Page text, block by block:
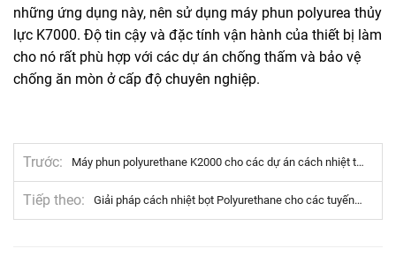
những ứng dụng này, nên sử dụng máy phun polyurea thủy
lực K7000. Độ tin cậy và đặc tính vận hành của thiết bị làm
cho nó rất phù hợp với các dự án chống thấm và bảo vệ
chống ăn mòn ở cấp độ chuyên nghiệp.
Trước Máy phun polyurethane K2000 cho các dự án cách nhiệt tòa nhà và phun mái
Tiếp theo Giải pháp cách nhiệt bọt Polyurethane cho các tuyến ống cấp nhiệt và làm mát khu vực quy mô lớn: Các trường hợp thực tế và thực hành tốt nhất